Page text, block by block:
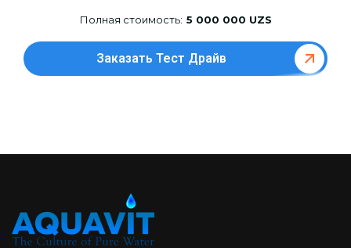
Полная стоимость: 5 000 000 UZS
Заказать Тест Драйв